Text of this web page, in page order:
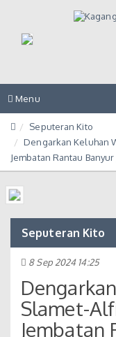
Toggle
navigation
Menu
Seputeran Kito
Dengarkan Keluhan
Jembatan Rantau
Seputeran Kito
8 Sep 2024 14:25
Slamet-
Jembatan